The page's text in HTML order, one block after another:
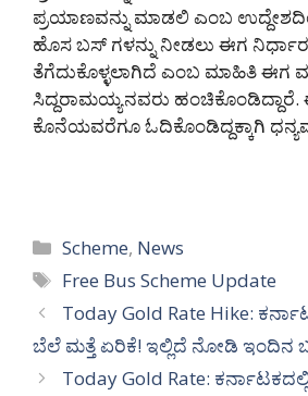
ಪ್ರಯಾಣವನ್ನು ಮಾಡಲಿ ಎಂಬ
ಹೊಸ ಬಸ್ ಗಳನ್ನು ನೀಡಲು ಈಗ
ತೆಗೆದುಕೊಳ್ಳಲಾಗಿದೆ ಎಂಬ ಮಾಹಿತಿ ಈಗ
ಸಿದ್ದರಾಮಯ್ಯನವರು ಹಂಚಿಕೊಂಡಿದ್ದಾರೆ.
ಕೊನೆಯವರೆಗೂ ಓದಿಕೊಂಡಿದ್ದಕ್ಕಾಗಿ
Categories
Scheme, News
Tags
Free Bus Scheme Update
Today Gold Rate Hike:
ಬೆಲೆ ಮತ್ತೆ ಏರಿಕೆ! ಇಲ್ಲಿದೆ ನೋಡಿ ಇಂದಿನ
Today Gold Rate: